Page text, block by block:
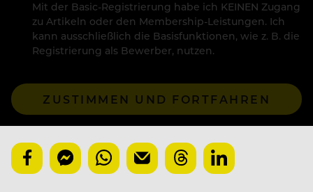
Mit der Basic-Registrierung habe ich KEINEN Zugang
zu Artikeln oder den Membership-Leistungen. Ich
kann ausschließlich die Basisfunktionen, wie z. B. die
Registrierung als Bewerber, nutzen.
ZUSTIMMEN UND FORTFAHREN